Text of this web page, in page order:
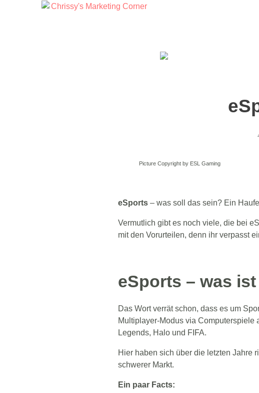
Picture Copyright by ESL Gaming
eSports – was soll das sein? Ein
Vermutlich gibt es noch viele, die bei
mit den Vorurteilen, denn ihr verpasst
eSports – was
Das Wort verrät schon, dass es um
Multiplayer-Modus via
Legends, Halo und FIFA.
Hier haben sich über die letzten Jahre
schwerer Markt.
Ein paar Facts: